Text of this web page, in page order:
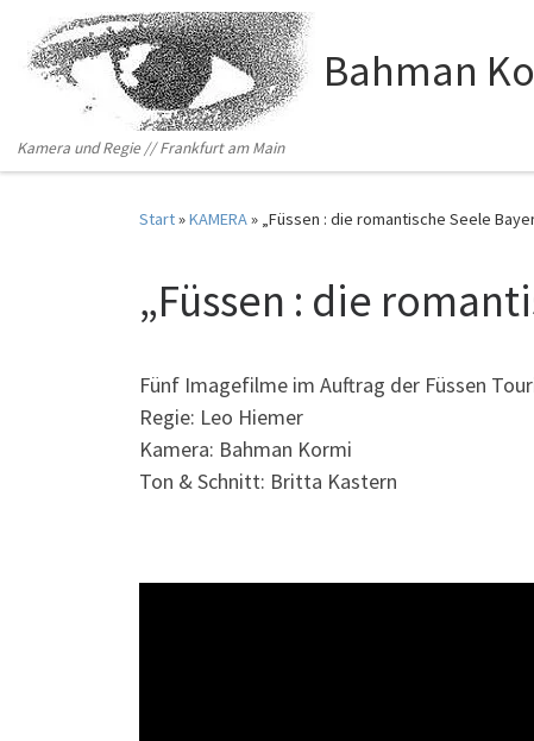
Zum Inhalt springen
Bahman
Kamera und Regie // Frankfurt am Main
Start»KAMERA» „Füssen : die romantische Seele
„Füssen : die
Fünf Imagefilme im Auftrag der Füssen
Regie: Leo Hiemer
Kamera: Bahman Kormi
Ton & Schnitt: Britta Kastern